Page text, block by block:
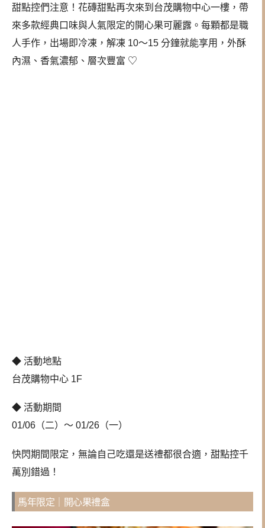
甜點控們注意！花磚甜點再次來到台茂購物中心一樓，帶
來多款經典口味與人氣限定的開心果可麗露。每顆都是職
人手作，出場即冷凍，解凍 10～15 分鐘就能享用，外酥
內濕、香氣濃郁、層次豐富 ♡
◆ 活動地點
台茂購物中心 1F
◆ 活動期間
01/06（二）～ 01/26（一）
快閃期間限定，無論自己吃還是送禮都很合適，甜點控千
萬別錯過！
馬年限定｜開心果禮盒